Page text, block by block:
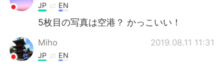
JP EN
5枚目の写真は空港？ かっこいい！
Miho 2019.08.11 11:31
JP EN